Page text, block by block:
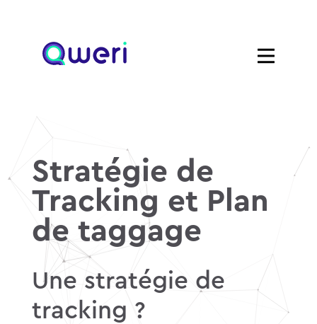
Stratégie de
Tracking et Plan
de taggage
Une stratégie de
tracking ?